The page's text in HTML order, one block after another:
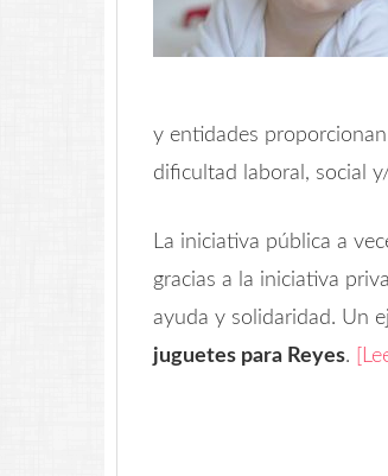
y entidades
dificultad laboral, social
La iniciativa pública a
gracias a la iniciativa
ayuda y solidaridad. Un
juguetes para Reyes.